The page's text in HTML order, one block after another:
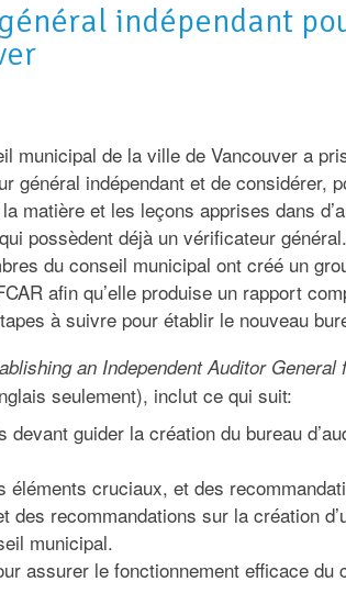
indépendant
municipal de la ville de Vancouver a
général indépendant et de considérer,
matière et les leçons apprises dans
possèdent déjà un vérificateur
du conseil municipal ont créé un
afin qu’elle produise un rapport
à suivre pour établir le nouveau
an Independent Auditor
seulement), inclut ce qui suit:
guider la création du bureau
éléments cruciaux, et des
des recommandations sur la création
municipal.
assurer le fonctionnement efficace du